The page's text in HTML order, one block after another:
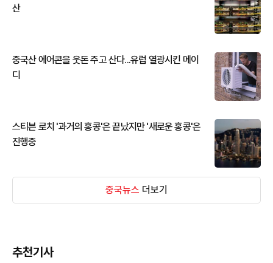
산
중국산 에어콘을 웃돈 주고 산다...유럽 열광시킨 메이
디
스티븐 로치 '과거의 홍콩'은 끝났지만 '새로운 홍콩'은
진행중
중국뉴스 더보기
추천기사